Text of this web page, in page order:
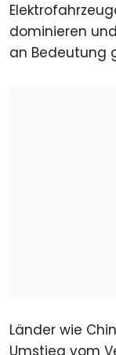
dominieren
an Bedeutung
Länder wie